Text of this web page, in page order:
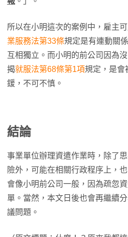
所以在小明這次的案例中，雇主
業服務法第33條規定是有連動關
互相獨立。而小明的前公司因為
揭就服法第68條第1項規定，是會
鍰，不可不慎。
結論
事業單位辦理資遣作業時，除了
險外，可能在相關行政程序上，
會像小明前公司一般，因為疏忽
單。當然，本文日後也會再繼續
議問題。